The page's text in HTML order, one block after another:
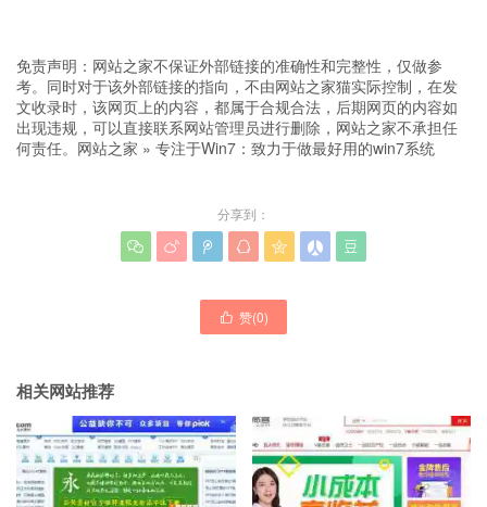
免责声明：网站之家不保证外部链接的准确性和完整性，仅做参
考。同时对于该外部链接的指向，不由网站之家猫实际控制，在发
文收录时，该网页上的内容，都属于合规合法，后期网页的内容如
出现违规，可以直接联系网站管理员进行删除，网站之家不承担任
何责任。 网站之家 » 专注于Win7：致力于做最好用的win7系统
分享到：
      
 赞(0)
相关网站推荐